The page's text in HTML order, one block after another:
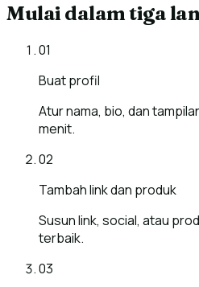
Mulai dalam tiga
01
Buat profil
Atur nama, bio, dan
menit.
02
Tambah link dan produk
Susun link, social, atau
terbaik.
03